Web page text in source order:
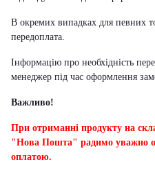
В окремих випадках для певних
передоплата.
Інформацію про необхідність
менеджер під час оформлення
Важливо!
При отриманні продукту на
"Нова Пошта" радимо уважно
оплатою.